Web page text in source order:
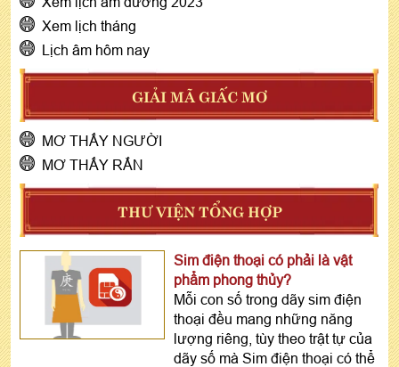
Xem lịch tháng
Lịch âm hôm nay
GIẢI MÃ GIẤC MƠ
MƠ THẤY NGƯỜI
MƠ THẤY RẮN
THƯ VIỆN TỔNG HỢP
Sim điện thoại có phải là vật
phẩm phong thủy?
Mỗi con số trong dãy sim điện
thoại đều mang những năng
lượng riêng, tùy theo trật tự của
dãy số mà Sim điện thoại có thể